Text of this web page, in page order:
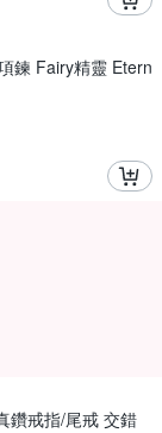
鍊 Fairy精靈 Etern
鑽戒指/尾戒 交錯